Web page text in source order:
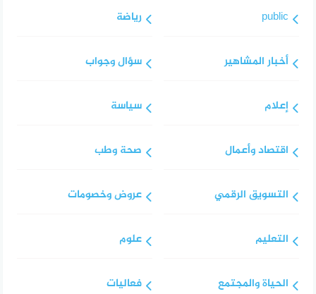
public
أخبار المشاهير
إعلام
اقتصاد وأعمال
التسويق الرقمي
التعليم
الحياة والمجتمع
رياضة
سؤال وجواب
سياسة
صحة وطب
عروض وخصومات
علوم
فعاليات